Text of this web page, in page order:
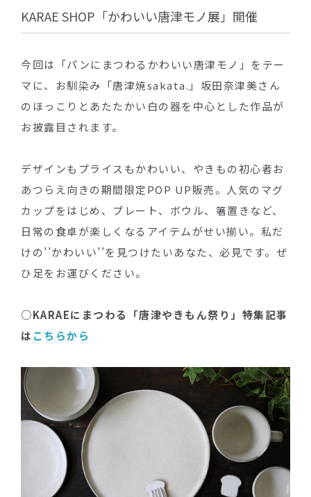
KARAE SHOP「かわいい唐津モノ展」開催
今回は「パンにまつわるかわいい唐津モノ」をテー
マに、お馴染み「唐津焼sakata.」坂田奈津美さん
のほっこりとあたたかい白の器を中心とした作品が
お披露目されます。
デザインもプライスもかわいい、やきもの初心者お
あつらえ向きの期間限定POP UP販売。人気のマグ
カップをはじめ、プレート、ボウル、箸置きなど、
日常の食卓が楽しくなるアイテムがせい揃い。私だ
けの’’かわいい’’を見つけたいあなた、必見です。ぜ
ひ足をお運びください。
○KARAEにまつわる「唐津やきもん祭り」特集記事
は こちらから